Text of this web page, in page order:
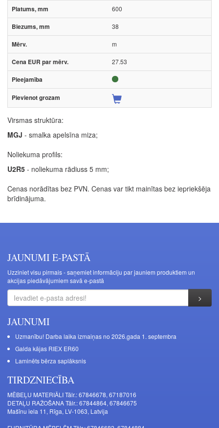
600
38
m
27.53
Virsmas struktūra:
MGJ - smalka apelsīna miza;
Noliekuma profils:
U2R5 - noliekuma rādiuss 5 mm;
Cenas norādītas bez PVN. Cenas var tikt mainītas bez iepriekšēja
brīdinājuma.
JAUNUMI E-PASTĀ
Uzziniet visu pirmais - saņemiet informāciju par jauniem produktiem un
akcijas piedāvājumiem savā e-pastā
JAUNUMI
Uzmanību! Darba laika izmaiņas no 2026.gada 1. septembra
Galda kājas RIEX ER60
Laminēts bērza saplāksnis
TIRDZNIECĪBA
MĒBEĻU MATERIĀLI Tālr.: 67846678, 67187016
DETAĻU RAŽOŠANA Tālr.: 67844864, 67846675
Mašīnu iela 11, Rīga, LV-1063, Latvija